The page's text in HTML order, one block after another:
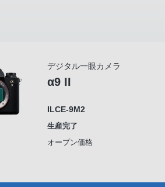
デジタル一眼カメラ
α9 II
ILCE-9M2
生産完了
オープン価格